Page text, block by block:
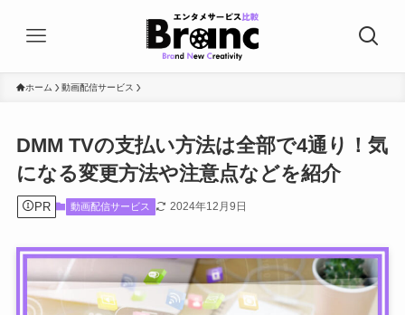
ホーム 動画配信サービス
DMM TVの支払い方法は全部で4通り！気
になる変更方法や注意点などを紹介
PR 動画配信サービス 2024年12月9日